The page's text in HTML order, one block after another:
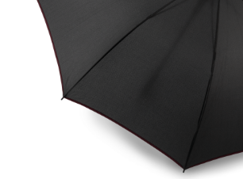
Kledingaccessoires
Ondergoed, Sokken en Nachtkleding
Overhemden
Peuters en Baby's